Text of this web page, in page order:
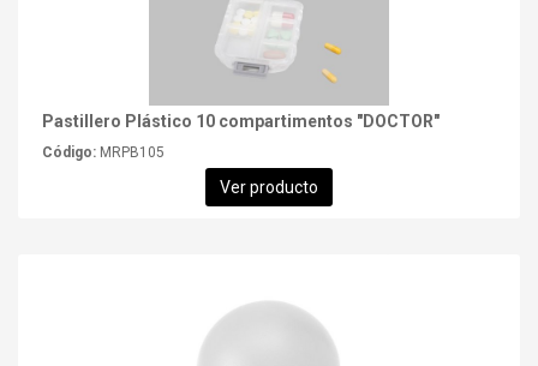
Pastillero Plástico 10 compartimentos "DOCTOR"
Código: MRPB105
Ver producto